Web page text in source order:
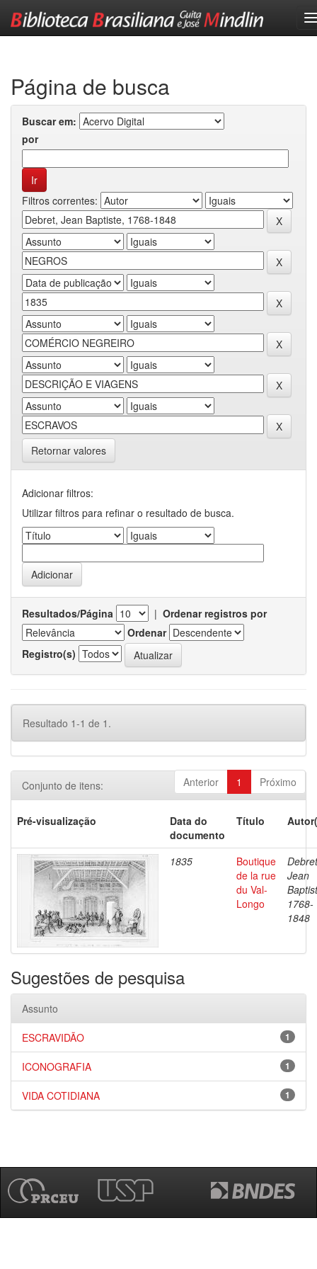
Página de busca
Buscar em:
por
Filtros correntes:
Retornar valores
Adicionar filtros:
Utilizar filtros para refinar o resultado de busca.
Resultados/Página | Ordenar registros por
Ordenar
Registro(s)
Resultado 1-1 de 1.
Anterior 1 Próximo
Conjunto de itens:
Pré-visualização
Data do
documento
Título
1835
Boutique
de la rue
du Val-
Longo
Jean
1768-
1848
Sugestões de pesquisa
Assunto
1
ESCRAVIDÃO
1
ICONOGRAFIA
1
VIDA COTIDIANA